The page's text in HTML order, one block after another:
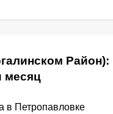
Район):
месяц
в Петропавловке